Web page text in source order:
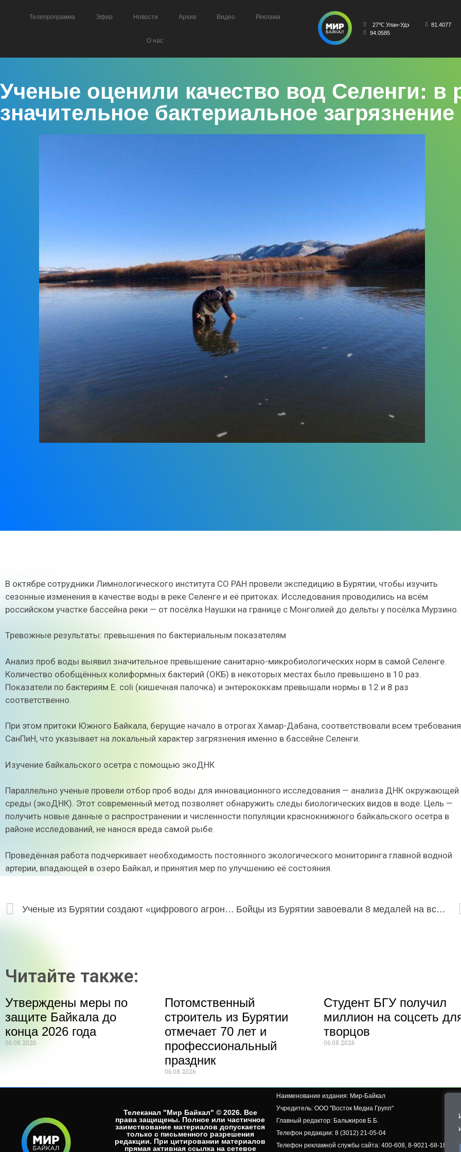
Телепрограмма Эфир Новости Архив Видео Реклама
О нас
27℃ Улан-Удэ
81.4077
94.0585
Ученые оценили качество вод Селенги: в
значительное бактериальное загрязнение
В октябре сотрудники Лимнологического института СО РАН провели экспедицию в Бурятии, чтобы изучить
сезонные изменения в качестве воды в реке Селенге и её притоках. Исследования проводились на всём
российском участке бассейна реки — от посёлка Наушки на границе с Монголией до дельты у посёлка Мурзино.
Тревожные результаты: превышения по бактериальным показателям
Анализ проб воды выявил значительное превышение санитарно-микробиологических норм в самой Селенге.
Количество обобщённых колиформных бактерий (ОКБ) в некоторых местах было превышено в 10 раз.
Показатели по бактериям E. coli (кишечная палочка) и энтерококкам превышали нормы в 12 и 8 раз
соответственно.
При этом притоки Южного Байкала, берущие начало в отрогах Хамар-Дабана, соответствовали всем
СанПиН, что указывает на локальный характер загрязнения именно в бассейне Селенги.
Изучение байкальского осетра с помощью экоДНК
Параллельно ученые провели отбор проб воды для инновационного исследования — анализа ДНК окружающей
среды (экоДНК). Этот современный метод позволяет обнаружить следы биологических видов в воде. Цель —
получить новые данные о распространении и численности популяции краснокнижного байкальского осетра в
районе исследований, не нанося вреда самой рыбе.
Проведённая работа подчеркивает необходимость постоянного экологического мониторинга главной водной
артерии, впадающей в озеро Байкал, и принятия мер по улучшению её состояния.
Ученые из Бурятии создают «цифрового агронома» на основе нейросети Бойцы из Бурятии завоевали 8 медалей на всероссийских соревнованиях по универсальному бою
Читайте также:
Утверждены меры по
защите Байкала до
конца 2026 года
06.08.2026
Потомственный
строитель из Бурятии
отмечает 70 лет и
профессиональный
праздник
06.08.2026
Студент БГУ получил
миллион на соцсеть
творцов
06.08.2026
Телеканал "Мир Байкал" © 2026. Все
права защищены. Полное или частичное
заимствование материалов допускается
только с письменного разрешения
редакции. При цитировании материалов
прямая активная ссылка на сетевое
Наименование издания: Мир-Байкал
Учредитель: ООО "Восток Медиа Групп"
Главный редактор: Бальжиров Б.Б.
Телефон редакции: 8 (3012) 21-05-04
Телефон рекламной службы сайта: 400-608, 8-9021-68-18-50,